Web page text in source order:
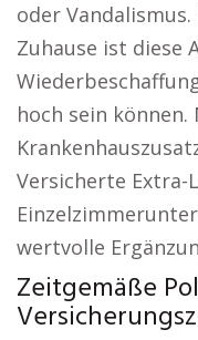
oder
Zuhause ist diese
hoch sein
Versicherte Extra-
wertvolle
Zeitgemäße